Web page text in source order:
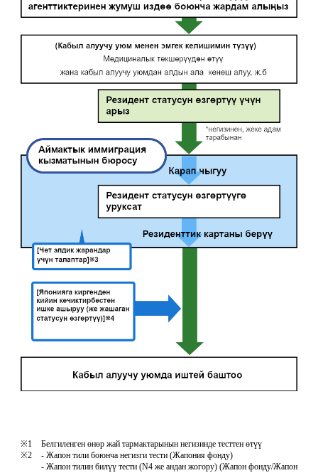
※1
Белгиленген өнөр жай тармактарынын негизинде тесттен өтүү
※2
- Жапон тили боюнча негизги тести (Жапония фонду)
- Жапон тилин билүү тести (N4 же андан жогору) (Жапон фонду/Жапон